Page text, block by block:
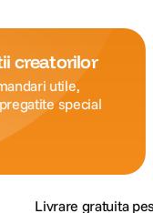
creatorilor
utile,
special
Livrare gratuita